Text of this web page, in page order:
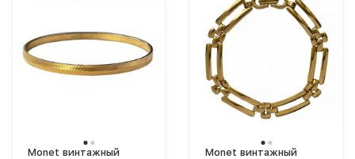
Monet винтажный
Monet винтажный